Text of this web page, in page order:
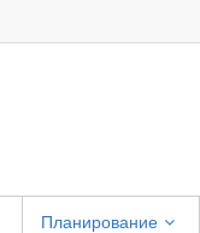
Планирование